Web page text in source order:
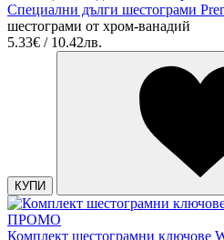
Специални дълги шестограми
шестограми от хром-ванадий
5.33€ / 10.42лв.
КУПИ
ПРОМО
Комплект шестограмни ключове